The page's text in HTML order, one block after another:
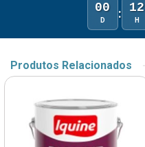
00
D : 12
H
Produtos Relacionados